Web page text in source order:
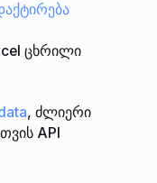
ცხრილი
, ძლიერი
API